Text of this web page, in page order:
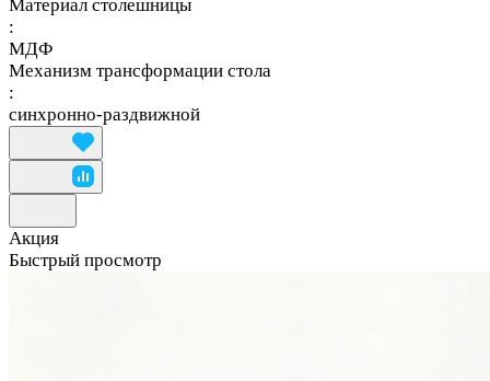
Материал столешницы
:
МДФ
Механизм трансформации стола
:
синхронно-раздвижной
Акция
Быстрый просмотр